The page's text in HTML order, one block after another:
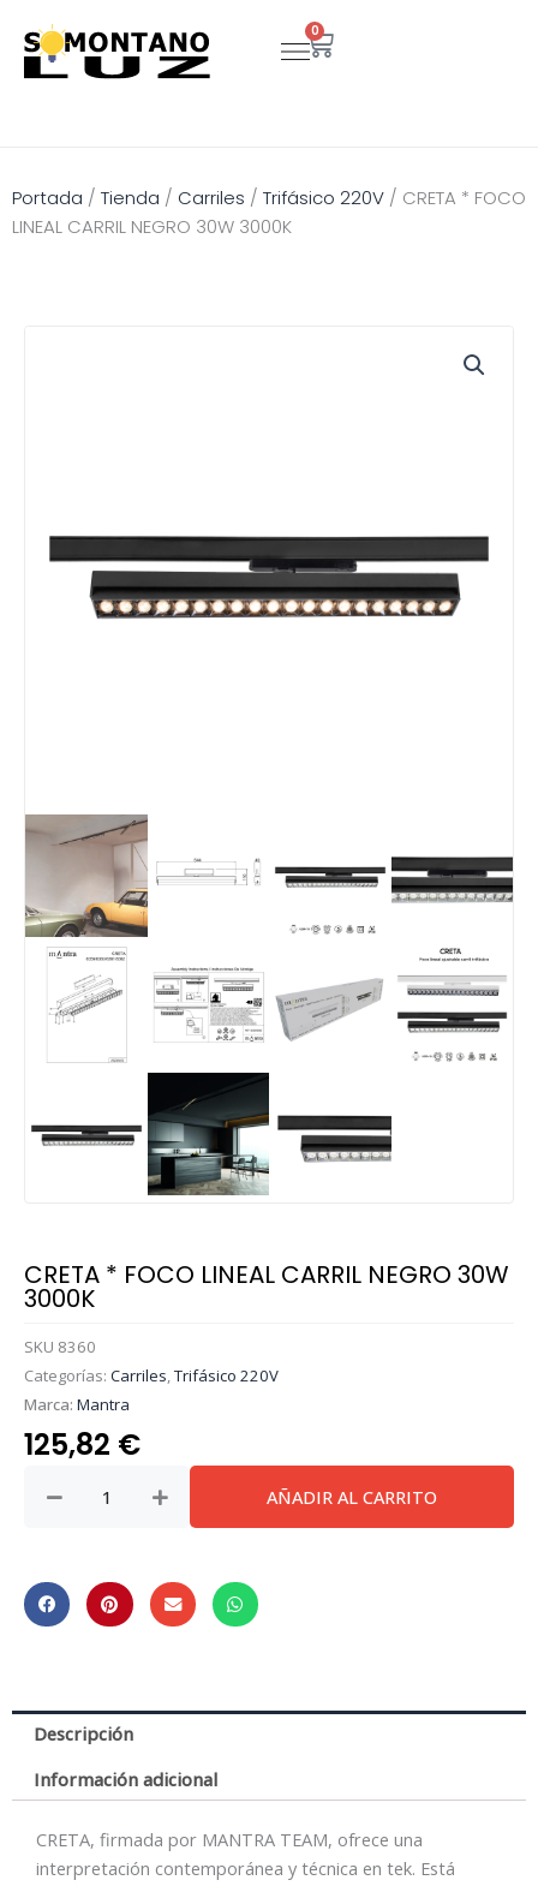
contenido
0
Carrito
Portada / Tienda / Carriles / Trifásico 220V / CRETA * FOCO
LINEAL CARRIL NEGRO 30W 3000K
CRETA * FOCO LINEAL CARRIL NEGRO 30W
3000K
SKU 8360
Categorías: Carriles,Trifásico 220V
Marca: Mantra
125,82 €
CARRIL
NEGRO
cantidad
AÑADIR AL CARRITO
Descripción
Información adicional
CRETA, firmada por MANTRA TEAM, ofrece una
interpretación contemporánea y técnica en tek. Está